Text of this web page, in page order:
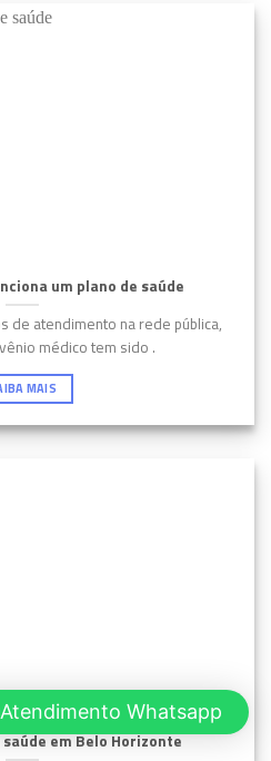
um plano de saúde
de atendimento na rede pública,
médico tem sido .
MAIS
em Belo Horizonte
Atendimento Whatsapp